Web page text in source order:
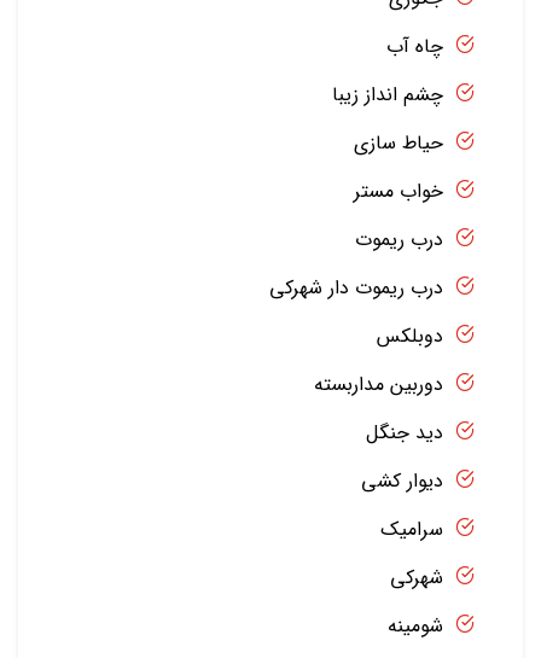
چاه آب
چشم انداز زیبا
حیاط سازی
خواب مستر
درب ریموت
درب ریموت دار شهرکی
دوبلکس
دوربین مداربسته
دید جنگل
دیوار کشی
سرامیک
شهرکی
شومینه